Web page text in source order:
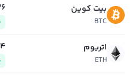
بیت کوین
BTC
اتریوم
ETH